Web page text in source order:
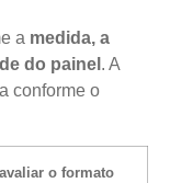
a medida, a
do painel . A
conforme o
o formato